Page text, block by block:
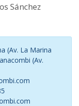
Sánchez
(Av. La Marina
(Av.